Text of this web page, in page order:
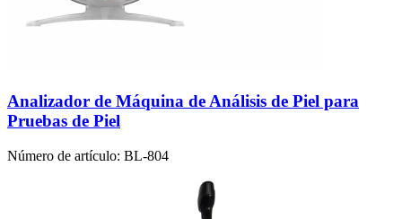
Analizador de Máquina de Análisis de Piel para
Pruebas de Piel
Número de artículo: BL-804